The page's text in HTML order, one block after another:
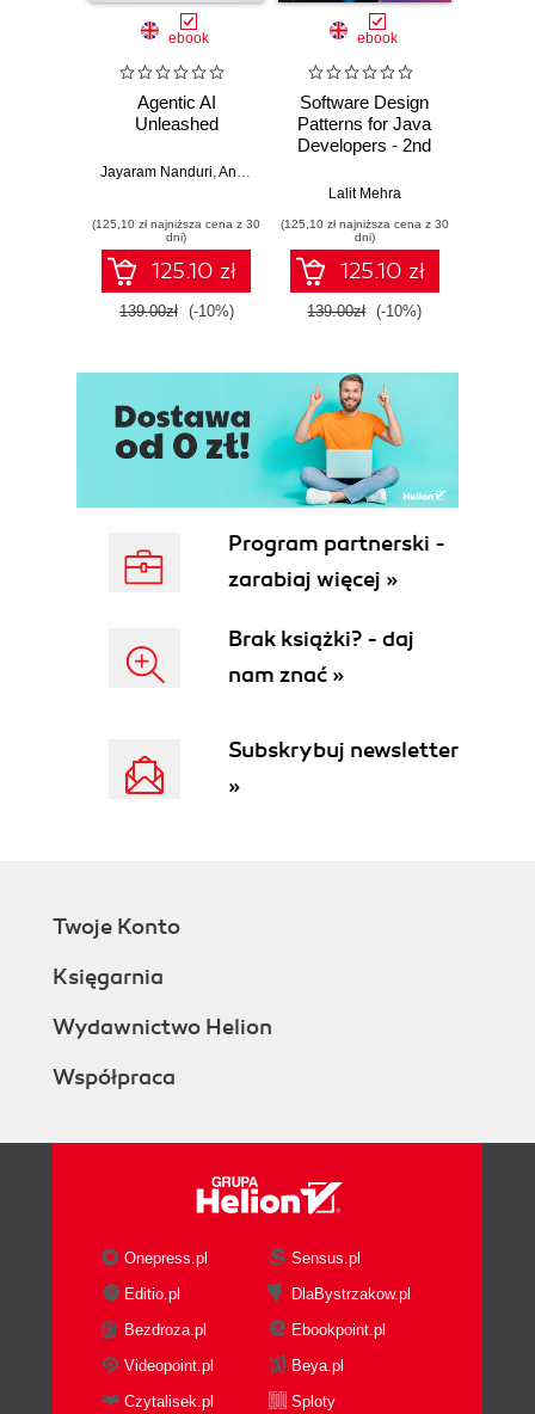
ebook
Agentic AI
Unleashed
Jayaram Nanduri Anand Oka
(125,10 zł najniższa cena z 30
dni)
125.10 zł
139.00zł (-10%)
ebook
Software Design
Patterns for Java
Developers - 2nd
Lalit Mehra
(125,10 zł najniższa cena z 30
dni)
125.10 zł
139.00zł (-10%)
Program partnerski -
zarabiaj więcej »
Brak książki? - daj
nam znać »
Subskrybuj newsletter
»
Twoje Konto
Księgarnia
Wydawnictwo Helion
Współpraca
Onepress.pl
Sensus.pl
Editio.pl
DlaBystrzakow.pl
Bezdroza.pl
Ebookpoint.pl
Videopoint.pl
Beya.pl
Czytalisek.pl
Sploty